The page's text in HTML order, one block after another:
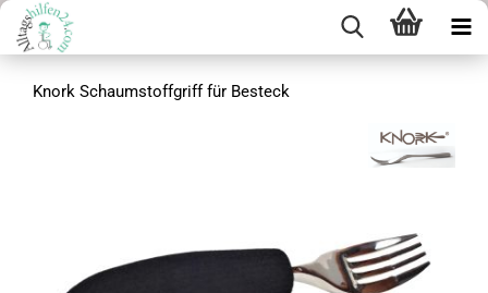
Knork Schaumstoffgriff für Besteck